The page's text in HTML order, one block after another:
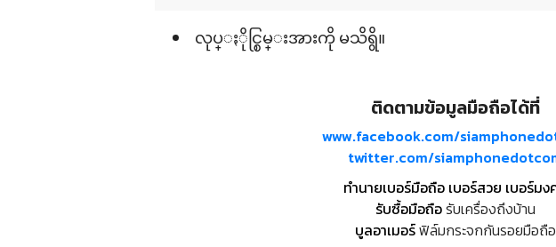
လုပ္ႏိုင္စြမ္းအားကို မသိရွိ။
ติดตามข้อมูลมือถือได้ที่
www.facebook.com/
twitter.com/
ทำนายเบอร์มือถือ เบอร์สวย เบอร์มง
รับซื้อมือถือรับเครื่องถึงบ้าน
บูลอาเมอร์ฟิล์มกระจกกันรอยมือถือ